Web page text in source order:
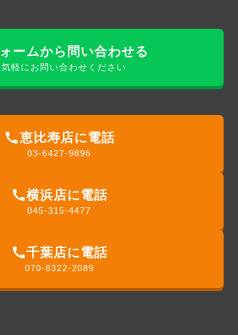
ームから問い合わせる
気軽にお問い合わせください
恵比寿店に電話
03-6427-9896
横浜店に電話
045-315-4477
千葉店に電話
070-8322-2089